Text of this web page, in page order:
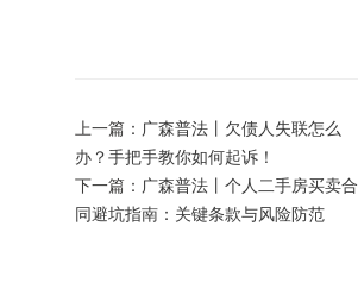
上一篇： 广森普法丨欠债人失联怎么
办？手把手教你如何起诉！
下一篇： 广森普法丨个人二手房买卖合
同避坑指南：关键条款与风险防范